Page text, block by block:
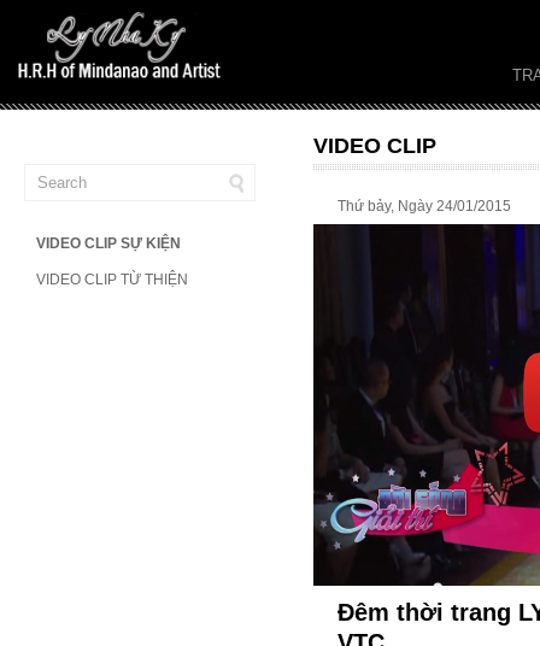
VIDEO CLIP SỰ KIỆN
VIDEO CLIP TỪ THIỆN
VIDEO CLIP
Thứ bảy, Ngày 24/01/2015
Đêm thời trang